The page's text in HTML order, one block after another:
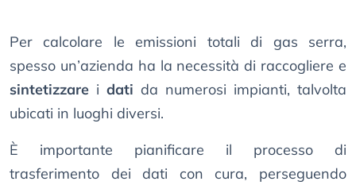
Per calcolare le emissioni totali di gas serra,
spesso un’azienda ha la necessità di raccogliere e
sintetizzare i dati da numerosi impianti, talvolta
ubicati in luoghi diversi.
È importante pianificare il processo di
trasferimento dei dati con cura, perseguendo